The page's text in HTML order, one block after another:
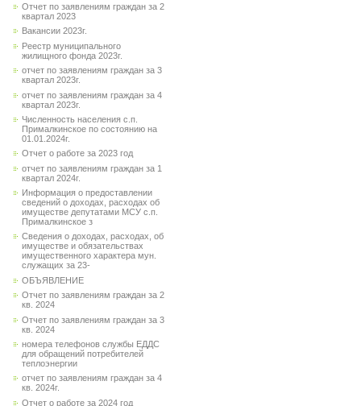
Отчет по заявлениям граждан за 2
квартал 2023
Вакансии 2023г.
Реестр муниципального
жилищного фонда 2023г.
отчет по заявлениям граждан за 3
квартал 2023г.
отчет по заявлениям граждан за 4
квартал 2023г.
Численность населения с.п.
Прималкинское по состоянию на
01.01.2024г.
Отчет о работе за 2023 год
отчет по заявлениям граждан за 1
квартал 2024г.
Информация о предоставлении
сведений о доходах, расходах об
имуществе депутатами МСУ с.п.
Прималкинское з
Сведения о доходах, расходах, об
имуществе и обязательствах
имущественного характера мун.
служащих за 23-
ОБЪЯВЛЕНИЕ
Отчет по заявлениям граждан за 2
кв. 2024
Отчет по заявлениям граждан за 3
кв. 2024
номера телефонов службы ЕДДС
для обращений потребителей
теплоэнергии
отчет по заявлениям граждан за 4
кв. 2024г.
Отчет о работе за 2024 год